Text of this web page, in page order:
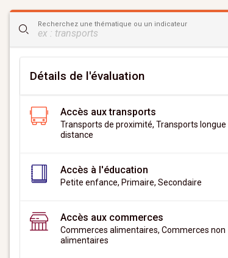
CityScan
widgetRecherchez une thématique ou un indicateur
Détails de l'évaluation
Accès aux transports
Transports de proximité, Transports longue
distance
Accès à l'éducation
Petite enfance, Primaire, Secondaire
Accès aux commerces
Commerces alimentaires, Commerces non
alimentaires